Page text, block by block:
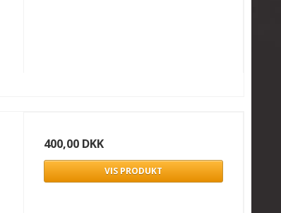
400,00 DKK
VIS PRODUKT